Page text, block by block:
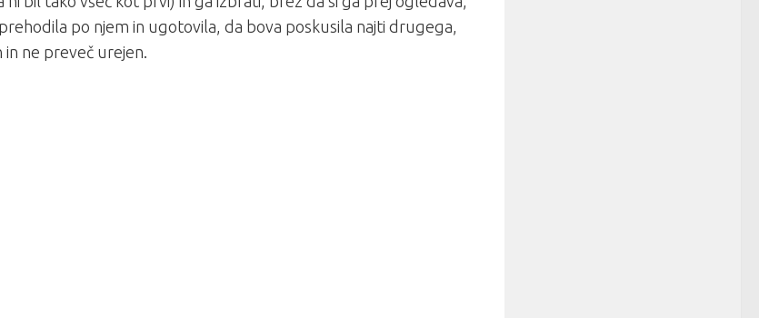
po njem in ugotovila, da bova poskusila najti drugega,
in ne preveč urejen.